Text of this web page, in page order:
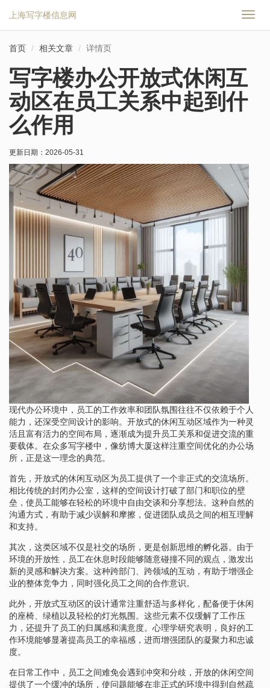
切
上海写字楼信息网
首页 相关文章 详情页
写字楼办公开放式休闲互
动区在员工关系中起到什
么作用
更新日期： 2026-05-31
现代办公环境中，员工的工作效率和团队氛围往往不仅依赖于个人
能力，还深受空间设计的影响。开放式的休闲互动区域作为一种灵
活且富有活力的空间布局，逐渐成为提升员工关系和促进交流的重
要载体。在众多写字楼中，像纺博大厦这样注重空间优化的办公场
所，正是这一理念的典范。
首先，开放式的休闲互动区为员工提供了一个非正式的交流场所。
相比传统的封闭办公室，这样的空间设计打破了部门和职位的壁
垒，使员工能够在轻松的环境中自由交谈和分享想法。这种自然的
沟通方式，有助于减少误解和摩擦，促进团队成员之间的相互理解
和支持。
其次，这类区域不仅是社交的场所，更是创新思维的孵化器。由于
环境的开放性，员工在休息时段能够随意碰撞不同的观点，激发出
新的灵感和解决方案。这种跨部门、跨领域的互动，有助于增强企
业的整体竞争力，同时强化员工之间的合作意识。
此外，开放式互动区的设计通常注重舒适与多样化，配备便于休闲
的座椅、绿植以及轻松的灯光氛围。这些元素不仅缓解了工作压
力，还提升了员工的归属感和满意度。心理学研究表明，良好的工
作环境能够显著提高员工的幸福感，进而增强团队的凝聚力和忠诚
度。
在日常工作中，员工之间难免会遇到冲突和分歧，开放的休闲空间
提供了一个缓冲的场所，使问题能够在非正式的环境中得到自然疏